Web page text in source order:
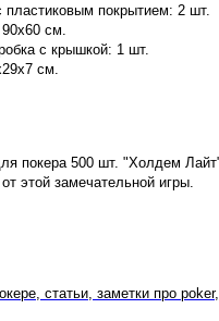
пластиковым покрытием: 2 шт.
см.
с крышкой: 1 шт.
см.
покера 500 шт. "Холдем
этой замечательной игры.
статьи, заметки про